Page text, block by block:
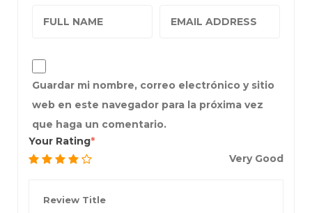
Guardar mi nombre, correo electrónico y sitio
web en este navegador para la próxima vez
que haga un comentario.
Your Rating
Very Good